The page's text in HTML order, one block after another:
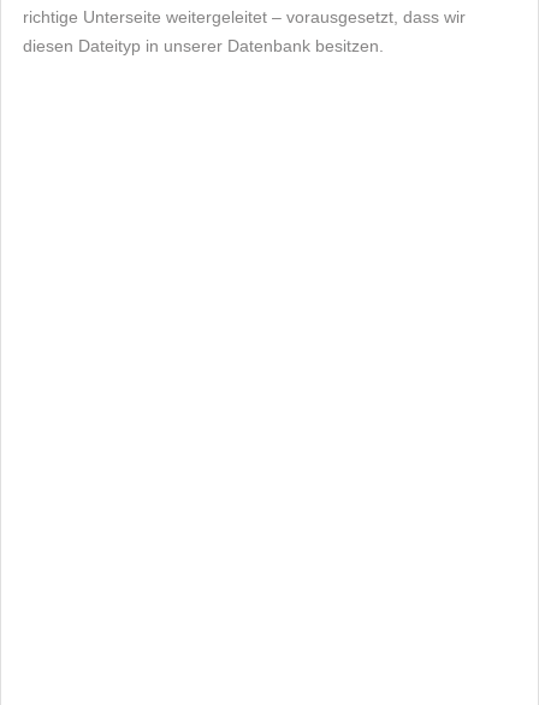
richtige Unterseite weitergeleitet – vorausgesetzt, dass wir
diesen Dateityp in unserer Datenbank besitzen.